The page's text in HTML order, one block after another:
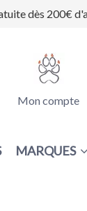
dès 200€
Mon compte
MARQUES